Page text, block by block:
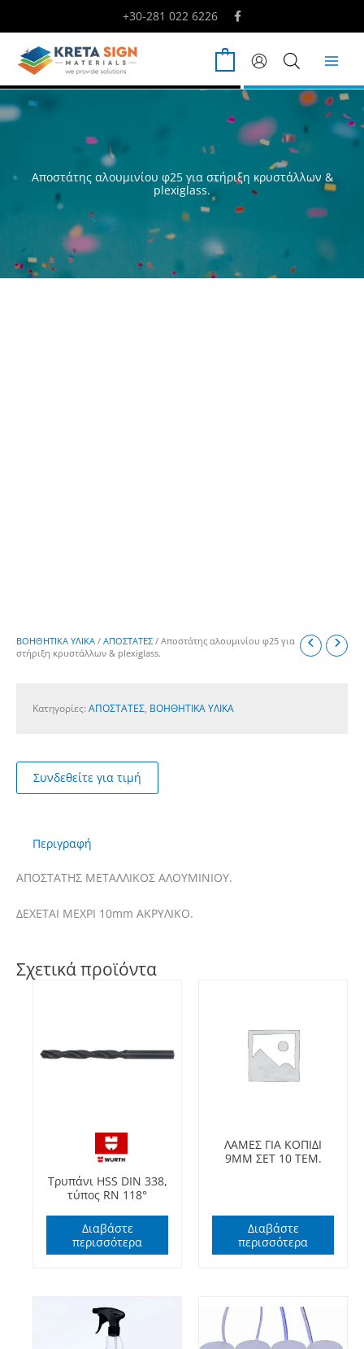
περιεχόμενο
+30-281 022 6226
Αποστάτης αλουμινίου φ25 για στήριξη κρυστάλλων &
plexiglass.
ΒΟΗΘΗΤΙΚΑ ΥΛΙΚΑ / ΑΠΟΣΤΑΤΕΣ / Αποστάτης αλουμινίου φ25 για
στήριξη κρυστάλλων & plexiglass.
Κατηγορίες: ΑΠΟΣΤΑΤΕΣ, ΒΟΗΘΗΤΙΚΑ ΥΛΙΚΑ
Συνδεθείτε για τιμή
Περιγραφή
ΑΠΟΣΤΑΤΗΣ ΜΕΤΑΛΛΙΚΟΣ ΑΛΟΥΜΙΝΙΟΥ.
ΔΕΧΕΤΑΙ ΜΕΧΡΙ 10mm ΑΚΡΥΛΙΚΟ.
Σχετικά προϊόντα
Τρυπάνι HSS DIN 338,
τύπος RN 118°
Διαβάστε
περισσότερα
ΛΑΜΕΣ ΓΙΑ ΚΟΠΙΔΙ
9MM ΣΕΤ 10 ΤΕΜ.
Διαβάστε
περισσότερα